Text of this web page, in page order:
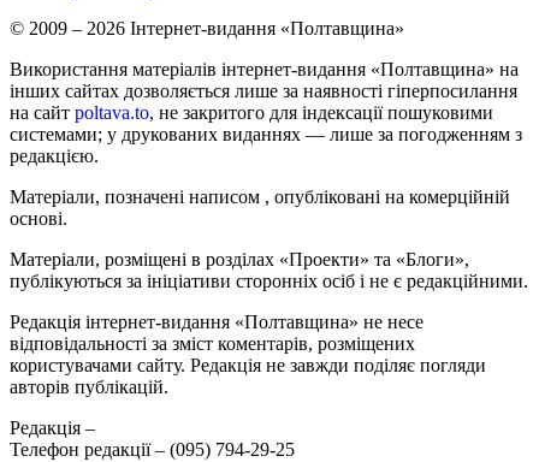
© 2009 – 2026 Інтернет-видання «Полтавщина»
Використання матеріалів інтернет-видання «Полтавщина» на
інших сайтах дозволяється лише за наявності гіперпосилання
на сайт poltava.to, не закритого для індексації пошуковими
системами; у друкованих виданнях — лише за погодженням з
редакцією.
Матеріали, позначені написом , опубліковані на комерційній
основі.
Матеріали, розміщені в розділах «Проекти» та «Блоги»,
публікуються за ініціативи сторонніх осіб і не є редакційними.
Редакція інтернет-видання «Полтавщина» не несе
відповідальності за зміст коментарів, розміщених
користувачами сайту. Редакція не завжди поділяє погляди
авторів публікацій.
Редакція –
Телефон редакції – (095) 794-29-25